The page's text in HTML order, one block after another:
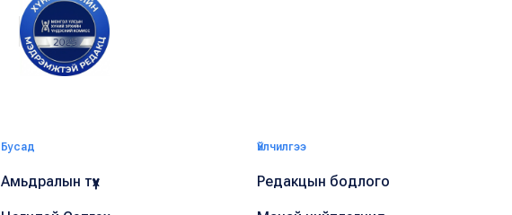
Бусад
Амьдралын түүх
Үйлчилгээ
Редакцын бодлого